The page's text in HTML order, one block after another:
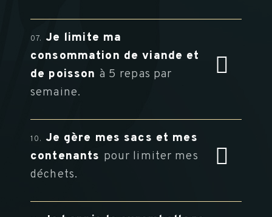
07. Je limite ma
consommation de viande et
de poisson à 5 repas par
semaine.
10. Je gère mes sacs et mes
contenants pour limiter mes
déchets.